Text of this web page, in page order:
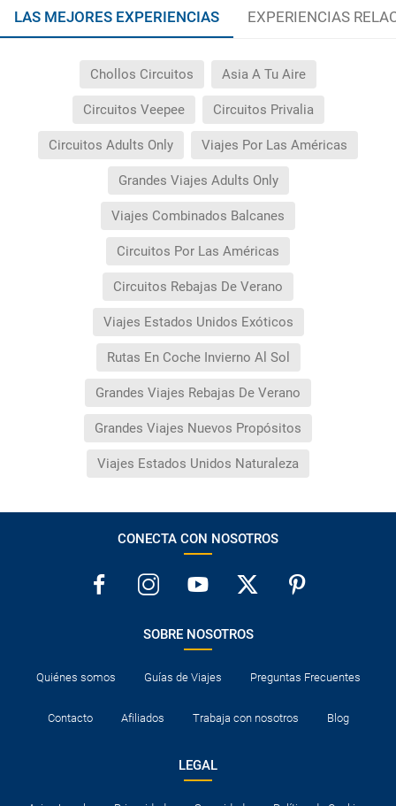
LAS MEJORES EXPERIENCIAS EXPERIENCIAS
Chollos Circuitos Asia A Tu Aire
Circuitos Veepee Circuitos Privalia
Circuitos Adults Only Viajes Por Las Américas
Grandes Viajes Adults Only
Viajes Combinados Balcanes
Circuitos Por Las Américas
Circuitos Rebajas De Verano
Viajes Estados Unidos Exóticos
Rutas En Coche Invierno Al Sol
Grandes Viajes Rebajas De Verano
Grandes Viajes Nuevos Propósitos
Viajes Estados Unidos Naturaleza
CONECTA CON NOSOTROS
SOBRE NOSOTROS
Quiénes somos Guías de Viajes Preguntas Frecuentes
Contacto Afiliados Trabaja con nosotros Blog
LEGAL